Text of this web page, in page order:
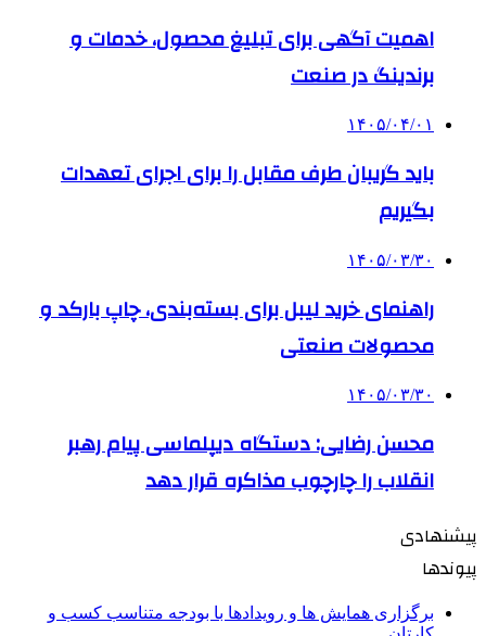
اهمیت آگهی برای تبلیغ محصول، خدمات و
برندینگ در صنعت
۱۴۰۵/۰۴/۰۱
باید گریبان طرف مقابل را برای اجرای تعهدات
بگیریم
۱۴۰۵/۰۳/۳۰
راهنمای خرید لیبل برای بسته‌بندی، چاپ بارکد و
محصولات صنعتی
۱۴۰۵/۰۳/۳۰
محسن رضایی: دستگاه دیپلماسی پیام رهبر
انقلاب را چارچوب مذاکره قرار دهد
پیشنهادی
پیوندها
برگزاری همایش ها و رویدادها با بودجه متناسب کسب و